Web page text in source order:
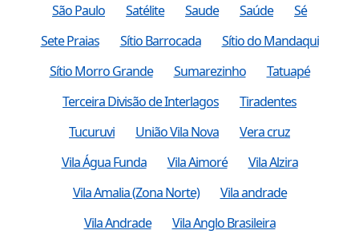
São Paulo
Satélite Saude Saúde
Sé
Sete Praias
Sítio Barrocada
Sítio do Mandaqui
Sítio Morro Grande
Sumarezinho
Tatuapé
Terceira Divisão de Interlagos
Tiradentes
Tucuruvi
União Vila Nova
Vera cruz
Vila Água Funda
Vila Aimoré
Vila Alzira
Vila Amalia (Zona Norte)
Vila andrade
Vila Andrade
Vila Anglo Brasileira